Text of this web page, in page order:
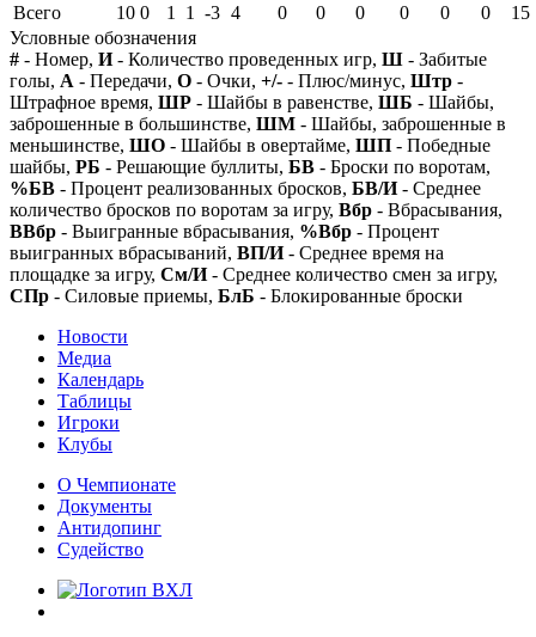
Всего
10 0 1 1 -3 4 0 0 0 0 0 0
15
Условные обозначения
# - Номер, И- Количество проведенных игр, Ш - Забитые
голы, А - Передачи, О - Очки, +/- - Плюс/минус, Штр -
Штрафное время, ШР - Шайбы в равенстве, ШБ - Шайбы,
заброшенные в большинстве, ШМ - Шайбы, заброшенные в
меньшинстве, ШО - Шайбы в овертайме, ШП - Победные
шайбы, РБ - Решающие буллиты, БВ - Броски по воротам,
%БВ - Процент реализованных бросков, БВ/И- Среднее
количество бросков по воротам за игру, Вбр - Вбрасывания,
ВВбр - Выигранные вбрасывания, %Вбр - Процент
выигранных вбрасываний, ВП/И- Среднее время на
площадке за игру, См/И- Среднее количество смен за игру,
СПр - Силовые приемы, БлБ - Блокированные броски
Новости
Медиа
Календарь
Таблицы
Игроки
Клубы
О Чемпионате
Документы
Антидопинг
Судейство